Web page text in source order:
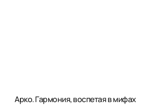
Арко. Гармония, воспетая в мифах